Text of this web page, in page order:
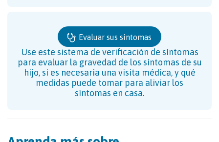
Evaluar sus síntomas
Use este sistema de verificación de síntomas
para evaluar la gravedad de los síntomas de su
hijo, si es necesaria una visita médica, y qué
medidas puede tomar para aliviar los
síntomas en casa.